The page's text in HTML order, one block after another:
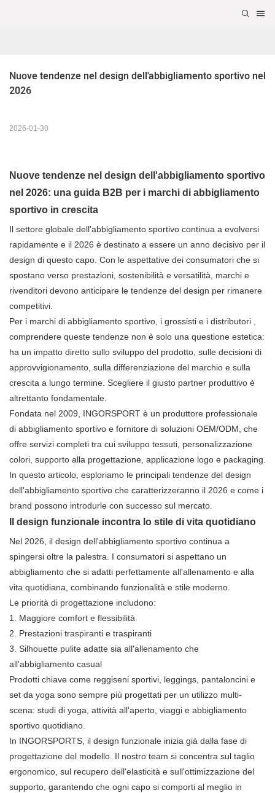
Nuove tendenze nel design dell'abbigliamento sportivo nel
2026
2026-01-30
Nuove tendenze nel design dell'abbigliamento sportivo
nel 2026: una guida B2B per i marchi di abbigliamento
sportivo in crescita
Il settore globale dell'abbigliamento sportivo continua a evolversi
rapidamente e il 2026 è destinato a essere un anno decisivo per il
design di questo capo. Con le aspettative dei consumatori che si
spostano verso prestazioni, sostenibilità e versatilità, marchi e
rivenditori devono anticipare le tendenze del design per rimanere
competitivi.
Per i marchi di abbigliamento sportivo, i grossisti e i distributori ,
comprendere queste tendenze non è solo una questione estetica:
ha un impatto diretto sullo sviluppo del prodotto, sulle decisioni di
approvvigionamento, sulla differenziazione del marchio e sulla
crescita a lungo termine. Scegliere il giusto partner produttivo è
altrettanto fondamentale.
Fondata nel 2009, INGORSPORT è un produttore professionale
di abbigliamento sportivo e fornitore di soluzioni OEM/ODM, che
offre servizi completi tra cui sviluppo tessuti, personalizzazione
colori, supporto alla progettazione, applicazione logo e packaging.
In questo articolo, esploriamo le principali tendenze del design
dell'abbigliamento sportivo che caratterizzeranno il 2026 e come i
brand possono introdurle con successo sul mercato.
Il design funzionale incontra lo stile di vita quotidiano
Nel 2026, il design dell'abbigliamento sportivo continua a
spingersi oltre la palestra. I consumatori si aspettano un
abbigliamento che si adatti perfettamente all'allenamento e alla
vita quotidiana, combinando funzionalità e stile moderno.
Le priorità di progettazione includono:
1. Maggiore comfort e flessibilità
2. Prestazioni traspiranti e traspiranti
3. Silhouette pulite adatte sia all'allenamento che
all'abbigliamento casual
Prodotti chiave come reggiseni sportivi, leggings, pantaloncini e
set da yoga sono sempre più progettati per un utilizzo multi-
scena: studi di yoga, attività all'aperto, viaggi e abbigliamento
sportivo quotidiano.
In INGORSPORTS, il design funzionale inizia già dalla fase di
progettazione del modello. Il nostro team si concentra sul taglio
ergonomico, sul recupero dell'elasticità e sull'ottimizzazione del
supporto, garantendo che ogni capo si comporti al meglio in